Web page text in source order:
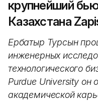
крупнейший
Казахстана
Ербатыр Турсын
инженерных
технологического
Purdue University он
академической